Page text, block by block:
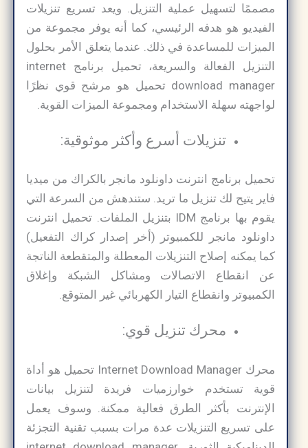
مصممًا لتسهيل عملية التنزيل. ويعد تسريع تنزيلات
الفيديو هو هدفه الرئيسي، كما أنه يوفر مجموعة من
الميزات للمساعدة في ذلك. عندما يتعلق الأمر بحلول
التنزيل الفعالة والسريعة، تحميل برنامج internet
download manager​ تحميل هو مرشح قوي نظرًا
لواجهته سهلة الاستخدام ومجموعة الميزات القوية.
تنزيلات أسرع وأكثر موثوقية:
تحميل برنامج انترنت داونلود مانجر بالكراك من ميديا
فاير يتيح لك تنزيل ما تريد. ستندهش من السرعة التي
يقوم بها برنامج IDM بتنزيل الملفات. تحميل انترنت
داونلود مانجر للكمبيوتر (أخر إصدار كراك التفعيل)
كما يمكنه إصلاح التنزيلات المعطلة والمتقطعة الناتجة
عن انقطاع الاتصالات ومشاكل الشبكة وإغلاق
الكمبيوتر وانقطاع التيار الكهربائي غير المتوقع.
محرك تنزيل قوي:
محرك Internet Download Manager تحميل هو أداة
قوية تستخدم خوارزميات فريدة لتنزيل بيانات
الإنترنت بأكثر الطرق فعالية ممكنة. وسوف يعمل
على تسريع التنزيلات عدة مرات بسبب تقنية التجزئة